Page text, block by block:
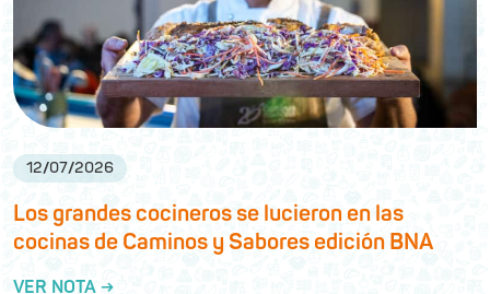
12/07/2026
Los grandes cocineros se lucieron en las
cocinas de Caminos y Sabores edición BNA
VER NOTA →